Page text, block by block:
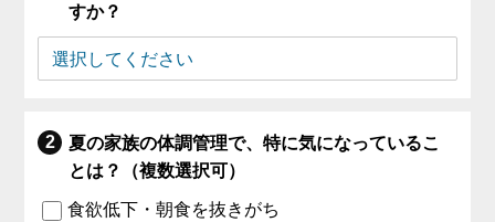
すか？
夏の家族の体調管理で、特に気になっているこ
とは？（複数選択可）
食欲低下・朝食を抜きがち